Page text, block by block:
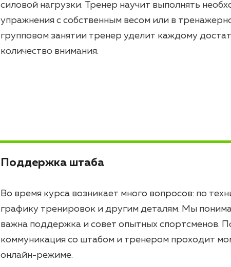
силовой нагрузки. Тренер научит выполнять
упражнения с собственным весом или в
групповом занятии тренер уделит каждому
количество внимания.
Поддержка штаба
Во время курса возникает много вопросов: по
графику тренировок и другим деталям. Мы
важна поддержка и совет опытных спортсменов.
коммуникация со штабом и тренером проходит
онлайн-режиме.